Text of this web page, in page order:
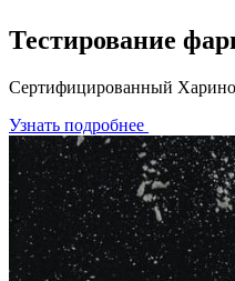
Тестирование
Сертифицированный
Узнать подробнее